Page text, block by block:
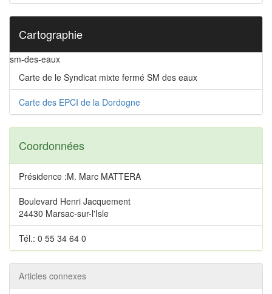
Cartographie
sm-des-eaux
Carte de le Syndicat mixte fermé SM des eaux
Carte des EPCI de la Dordogne
Coordonnées
Présidence :M. Marc MATTERA
Boulevard Henri Jacquement
24430 Marsac-sur-l'Isle
Tél.: 0 55 34 64 0
Articles connexes